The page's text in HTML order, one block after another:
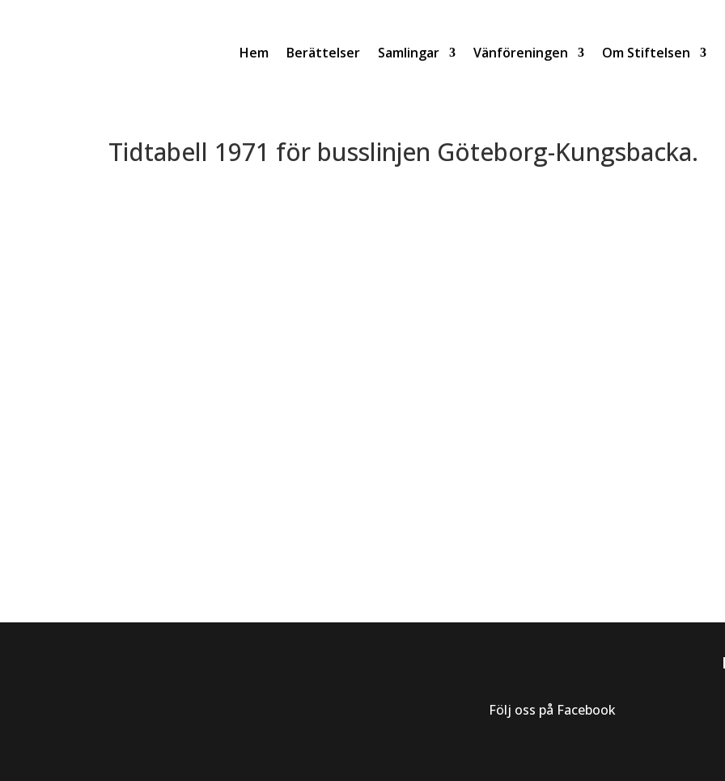
Hem Berättelser Samlingar Vänföreningen Om Stiftelsen
Tidtabell 1971 för busslinjen Göteborg-Kungsbacka.
Följ oss på Facebook